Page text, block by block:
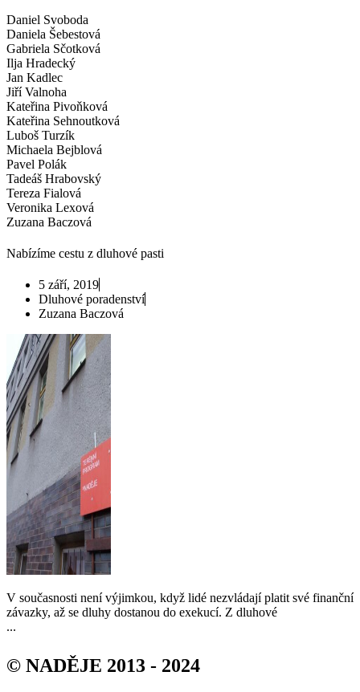
Daniel Svoboda
Daniela Šebestová
Gabriela Sčotková
Ilja Hradecký
Jan Kadlec
Jiří Valnoha
Kateřina Pivoňková
Kateřina Sehnoutková
Luboš Turzík
Michaela Bejblová
Pavel Polák
Tadeáš Hrabovský
Tereza Fialová
Veronika Lexová
Zuzana Baczová
Nabízíme cestu z dluhové pasti
5 září, 2019
Dluhové poradenství
Zuzana Baczová
V současnosti není výjimkou, když lidé nezvládají platit své finanční
závazky, až se dluhy dostanou do exekucí. Z dluhové
...
© NADĚJE 2013 - 2024